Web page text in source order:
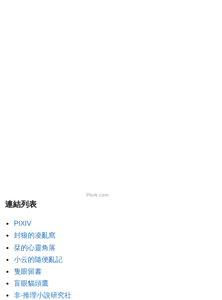
Plurk.com
連結列表
PIXIV
封狼的凌亂窩
栞的心靈角落
小云的隨便亂記
隻眼留書
盲眼貓頭鷹
非‧推理小說研究社